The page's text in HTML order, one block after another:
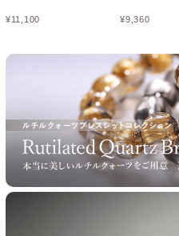
¥11,100 ¥9,360